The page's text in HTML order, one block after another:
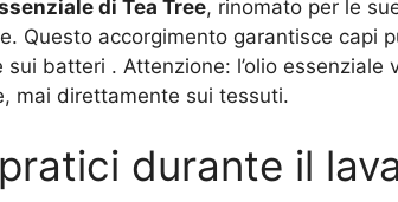
di Tea Tree, rinomato per le
Questo accorgimento garantisce capi
sui batteri . Attenzione: l’olio essenziale
mai direttamente sui tessuti.
durante il